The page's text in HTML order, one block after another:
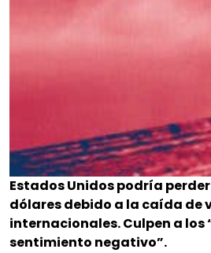
Estados Unidos podría
dólares debido a la caída de
internacionales. Culpen a los
sentimiento negativo”.